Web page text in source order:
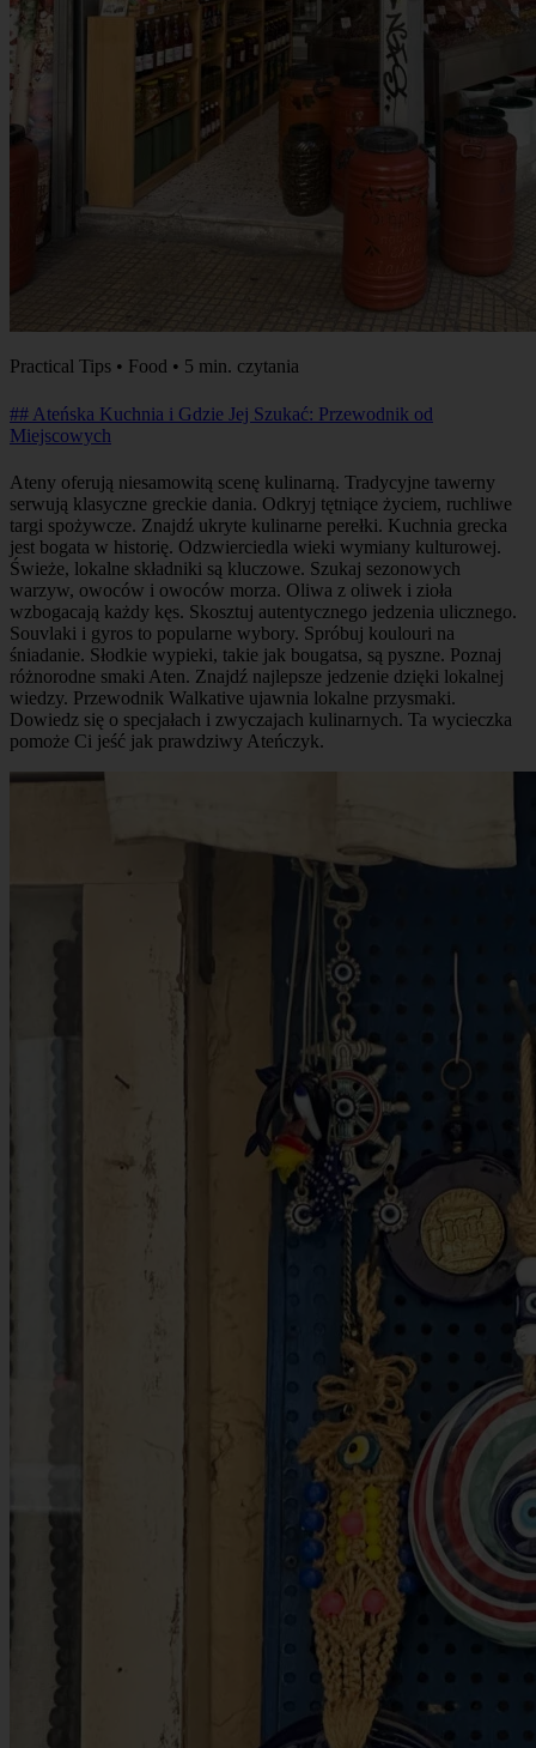
Practical Tips • Food • 5 min. czytania
## Ateńska Kuchnia i Gdzie Jej Szukać: Przewodnik od
Miejscowych
Ateny oferują niesamowitą scenę kulinarną. Tradycyjne tawerny
serwują klasyczne greckie dania. Odkryj tętniące życiem, ruchliwe
targi spożywcze. Znajdź ukryte kulinarne perełki. Kuchnia grecka
jest bogata w historię. Odzwierciedla wieki wymiany kulturowej.
Świeże, lokalne składniki są kluczowe. Szukaj sezonowych
warzyw, owoców i owoców morza. Oliwa z oliwek i zioła
wzbogacają każdy kęs. Skosztuj autentycznego jedzenia ulicznego.
Souvlaki i gyros to popularne wybory. Spróbuj koulouri na
śniadanie. Słodkie wypieki, takie jak bougatsa, są pyszne. Poznaj
różnorodne smaki Aten. Znajdź najlepsze jedzenie dzięki lokalnej
wiedzy. Przewodnik Walkative ujawnia lokalne przysmaki.
Dowiedz się o specjałach i zwyczajach kulinarnych. Ta wycieczka
pomoże Ci jeść jak prawdziwy Ateńczyk.